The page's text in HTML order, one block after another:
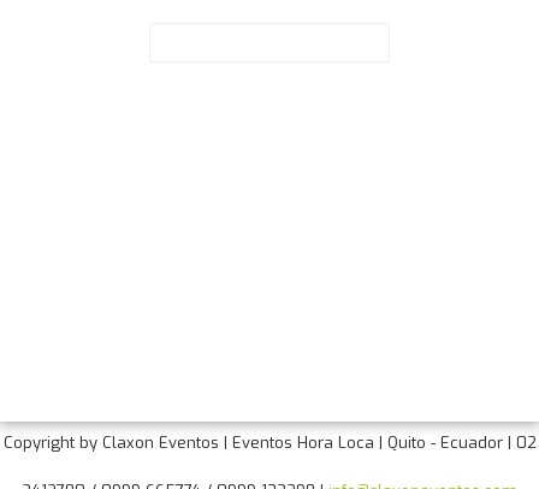
Copyright by Claxon Eventos | Eventos Hora Loca | Quito - Ecuador | 02